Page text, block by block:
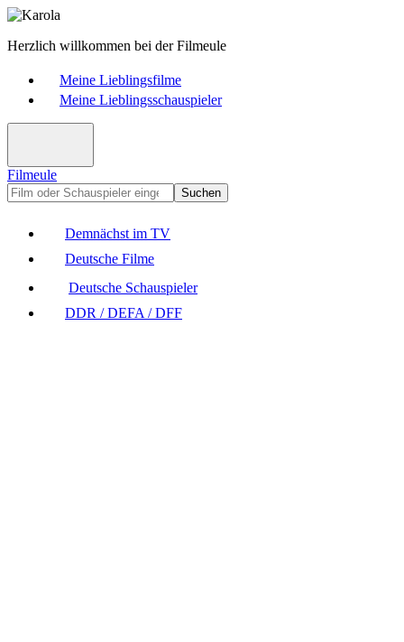
Herzlich willkommen bei der Filmeule
Meine Lieblingsfilme
Meine Lieblingsschauspieler
Filmeule
Suchen
Demnächst im TV
Deutsche Filme
Deutsche Schauspieler
DDR / DEFA / DFF